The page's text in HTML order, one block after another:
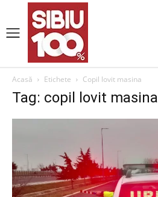
Acasă Etichete Copil lovit masina
Tag: copil lovit masina